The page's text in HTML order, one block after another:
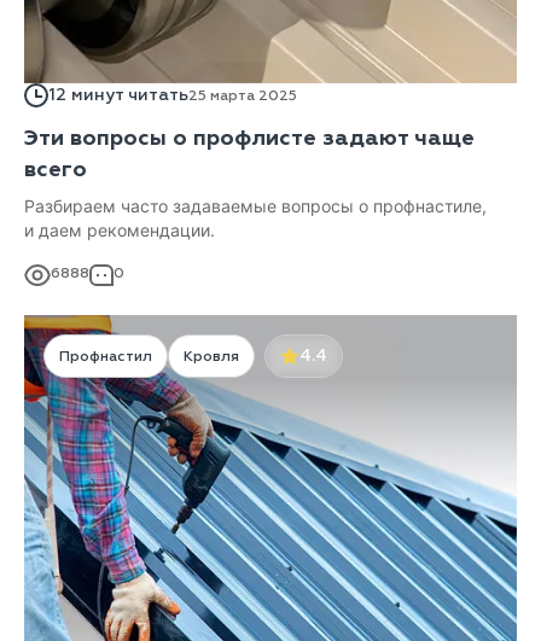
12 минут читать25 марта 2025
Эти вопросы о профлисте задают чаще
всего
Разбираем часто задаваемые вопросы о профнастиле,
и даем рекомендации.
6888 0
Профнастил Кровля 4.4